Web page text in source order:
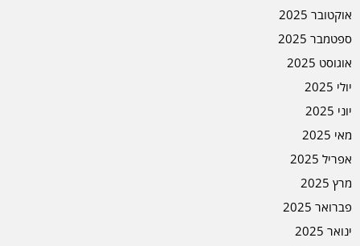
אוקטובר 2025
ספטמבר 2025
אוגוסט 2025
יולי 2025
יוני 2025
מאי 2025
אפריל 2025
מרץ 2025
פברואר 2025
ינואר 2025